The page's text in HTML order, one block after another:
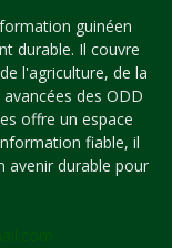
guinéen
durable. Il couvre
l'agriculture, de la
des ODD
offre un espace
fiable, il
avenir durable pour